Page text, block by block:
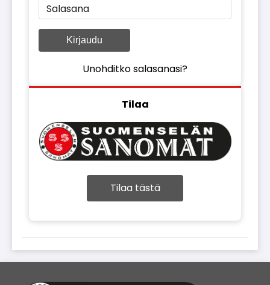
Salasana
Kirjaudu
Unohditko salasanasi?
Tilaa
Tilaa tästä